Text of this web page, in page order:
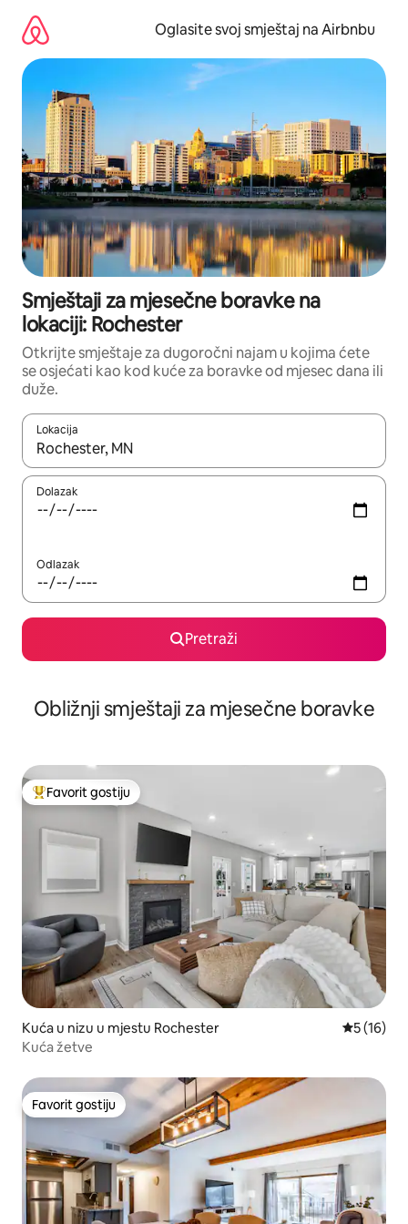
sadržaj
Oglasite svoj smještaj na Airbnbu
Smještaji za mjesečne boravke na
lokaciji: Rochester
Otkrijte smještaje za dugoročni najam u kojima ćete
se osjećati kao kod kuće za boravke od mjesec dana ili
duže.
Lokacija
Kad rezultati budu dostupni, krećite se gore i dolje pomoću
Dolazak
Odlazak
Pretraži
Obližnji smještaji za mjesečne boravke
Glavni favorit gostiju
Favorit gostiju
Kuća u nizu u mjestu Rochester Prosječna
5 (16)
Kuća žetve
Favorit gostiju
Favorit gostiju